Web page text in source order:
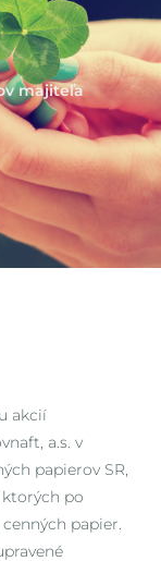
majiteľa
akcií
a.s. v
papierov SR,
po
papier.